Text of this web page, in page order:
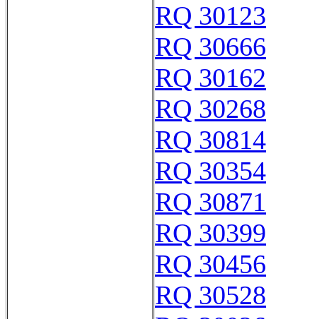
RQ 30123
RQ 30666
RQ 30162
RQ 30268
RQ 30814
RQ 30354
RQ 30871
RQ 30399
RQ 30456
RQ 30528